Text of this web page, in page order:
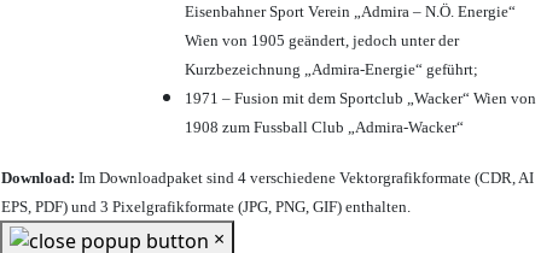
Eisenbahner Sport Verein „Admira – N.Ö. Energie“
Wien von 1905 geändert, jedoch unter der
Kurzbezeichnung „Admira-Energie“ geführt;
1971 – Fusion mit dem Sportclub „Wacker“ Wien von
1908 zum Fussball Club „Admira-Wacker“
Download: Im Downloadpaket sind 4 verschiedene Vektorgrafikformate (CDR, AI
EPS, PDF) und 3 Pixelgrafikformate (JPG, PNG, GIF) enthalten.
×